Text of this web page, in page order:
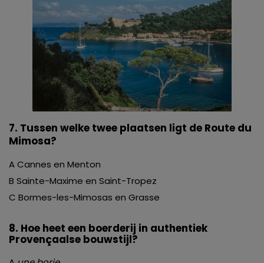
7. Tussen welke twee plaatsen ligt de Route du
Mimosa?
A Cannes en Menton
B Sainte-Maxime en Saint-Tropez
C Bormes-les-Mimosas en Grasse
8. Hoe heet een boerderij in authentiek
Provençaalse bouwstijl?